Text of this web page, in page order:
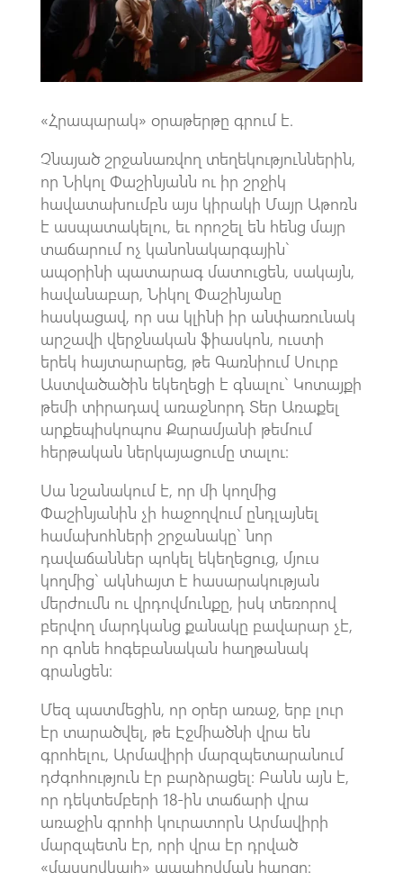
p
«Հրապարակ» օրաթերթը գրում է.
Չնայած շրջանառվող տեղեկություններին,
որ Նիկոլ Փաշինյանն ու իր շրջիկ
հավատախումբն այս կիրակի Մայր Աթոռն
է ասպատակելու, եւ որոշել են հենց մայր
տաճարում ոչ կանոնակարգային`
ապօրինի պատարագ մատուցեն, սակայն,
հավանաբար, Նիկոլ Փաշինյանը
հասկացավ, որ սա կլինի իր անփառունակ
արշավի վերջնական ֆիասկոն, ուստի
երեկ հայտարարեց, թե Գառնիում Սուրբ
Աստվածածին եկեղեցի է գնալու` Կոտայքի
թեմի տիրադավ առաջնորդ Տեր Առաքել
արքեպիսկոպոս Քարամյանի թեմում
հերթական ներկայացումը տալու։
Սա նշանակում է, որ մի կողմից
Փաշինյանին չի հաջողվում ընդլայնել
համախոհների շրջանակը` նոր
դավաճաններ պոկել եկեղեցուց, մյուս
կողմից` ակնհայտ է հասարակության
մերժումն ու վրդովմունքը, իսկ տեռորով
բերվող մարդկանց քանակը բավարար չէ,
որ գոնե հոգեբանական հաղթանակ
գրանցեն:
Մեզ պատմեցին, որ օրեր առաջ, երբ լուր
էր տարածվել, թե Էջմիածնի վրա են
գրոհելու, Արմավիրի մարզպետարանում
դժգոհություն էր բարձրացել: Բանն այն է,
որ դեկտեմբերի 18-ին տաճարի վրա
առաջին գրոհի կուրատորն Արմավիրի
մարզպետն էր, որի վրա էր դրված
«մասսովկայի» ապահովման հարցը: